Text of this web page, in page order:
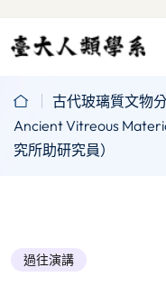
古代玻璃質文物
Ancient Vitreous
究所助研究員）
過往演講